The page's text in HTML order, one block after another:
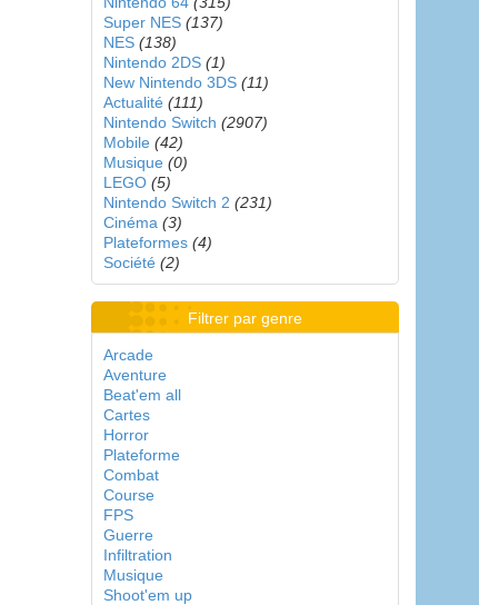
Super NES (137)
NES (138)
Nintendo 2DS (1)
New Nintendo 3DS (11)
Actualité (111)
Nintendo Switch (2907)
Mobile (42)
Musique (0)
LEGO (5)
Nintendo Switch 2 (231)
Cinéma (3)
Plateformes (4)
Société (2)
Filtrer par genre
Arcade
Aventure
Beat'em all
Cartes
Horror
Plateforme
Combat
Course
FPS
Guerre
Infiltration
Musique
Shoot'em up